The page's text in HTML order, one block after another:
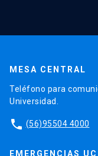
MESA CENTRAL
Teléfono para
Universidad.
phone (56)95504 4000
EMERGENCIAS UC